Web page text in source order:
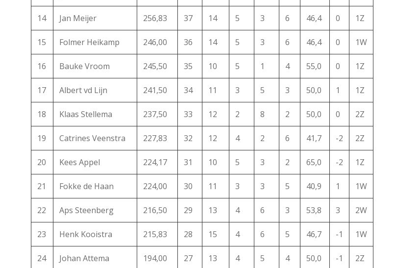
14 Jan Meijer 256,83 37 14 5 3 6 46,4 0 1Z
15 Folmer Heikamp 246,00 36 14 5 3 6 46,4 0 1W
16 Bauke Vroom 245,50 35 10 5 1 4 55,0 0 1Z
17 Albert vd Lijn 241,50 34 11 3 5 3 50,0 1 1Z
18 Klaas Stellema 237,50 33 12 2 8 2 50,0 0 2Z
19 Catrines Veenstra 227,83 32 12 4 2 6 41,7 -2 2Z
20 Kees Appel 224,17 31 10 5 3 2 65,0 -2 1Z
21 Fokke de Haan 224,00 30 11 3 3 5 40,9 1 1W
22 Aps Steenberg 216,50 29 13 4 6 3 53,8 3 2W
23 Henk Kooistra 215,83 28 15 4 6 5 46,7 -1 1W
24 Johan Attema 194,00 27 13 4 5 4 50,0 -1 2Z